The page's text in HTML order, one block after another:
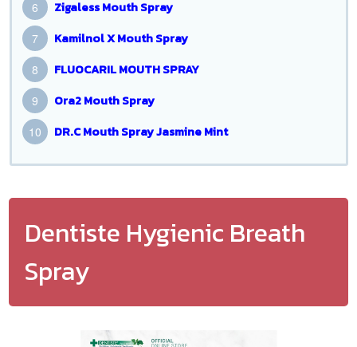
Zigaless Mouth Spray
Kamilnol X Mouth Spray
FLUOCARIL MOUTH SPRAY
Ora2 Mouth Spray
DR.C Mouth Spray Jasmine Mint
Dentiste Hygienic Breath
Spray